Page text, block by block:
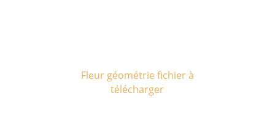
Fleur géométrie fichier à
télécharger